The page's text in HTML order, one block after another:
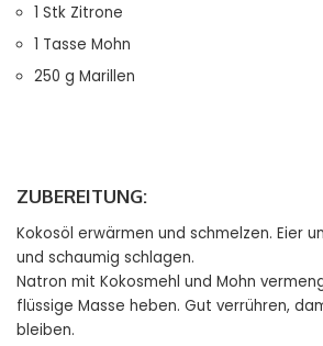
1 Stk Zitrone
1 Tasse Mohn
250 g Marillen
ZUBEREITUNG:
Kokosöl erwärmen und schmelzen. Eier
und schaumig schlagen.
Natron mit Kokosmehl und Mohn
flüssige Masse heben. Gut verrühren,
bleiben.